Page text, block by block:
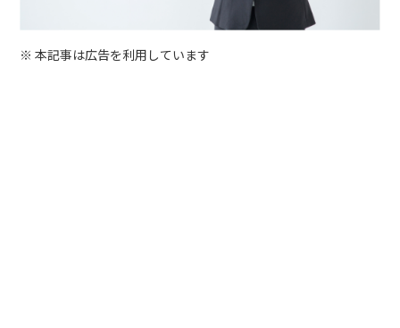
※ 本記事は広告を利用しています